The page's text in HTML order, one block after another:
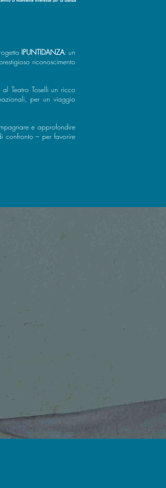
IPUNTIDANZA: un
riconoscimento
Teatro Toselli un ricco
per un viaggio
e approfondire
confronto – per favorire